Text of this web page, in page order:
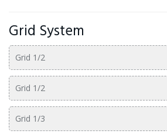
Grid System
Grid 1/2
Grid 1/2
Grid 1/3